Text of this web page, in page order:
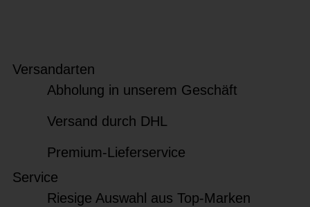
Versandarten
Abholung in unserem Geschäft
Versand durch DHL
Premium-Lieferservice
Service
Riesige Auswahl aus Top-Marken